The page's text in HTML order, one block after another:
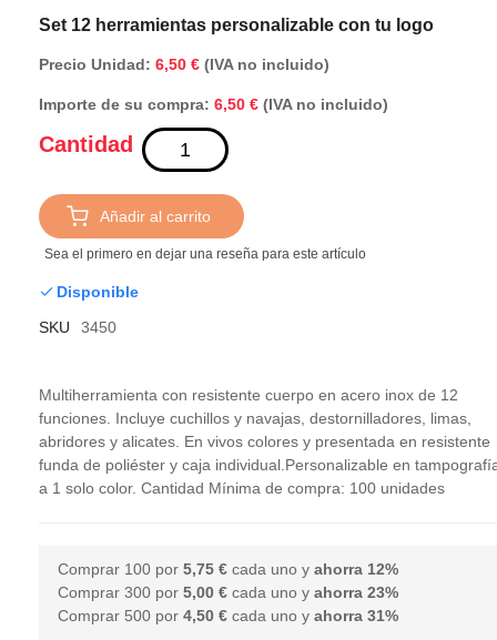
Set 12 herramientas personalizable con tu logo
Precio Unidad: 6,50 € (IVA no incluido)
Importe de su compra: 6,50 € (IVA no incluido)
Cantidad
Añadir al carrito
Sea el primero en dejar una reseña para este artículo
Disponible
SKU
3450
Multiherramienta con resistente cuerpo en acero inox de 12
funciones. Incluye cuchillos y navajas, destornilladores, limas,
abridores y alicates. En vivos colores y presentada en resistente
funda de poliéster y caja individual.Personalizable en
a 1 solo color. Cantidad Mínima de compra: 100 unidades
Comprar 100 por5,75 € cada uno yahorra 12%
Comprar 300 por5,00 € cada uno yahorra23%
Comprar 500 por4,50 € cada uno yahorra31%